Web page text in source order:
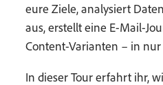
eure Ziele, analysiert
aus, erstellt eine E-Mail-
Content-Varianten – in
In dieser Tour erfahrt ihr,